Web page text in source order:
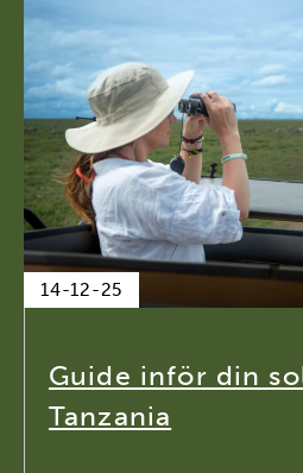
14-12-25
Guide inför din
Tanzania